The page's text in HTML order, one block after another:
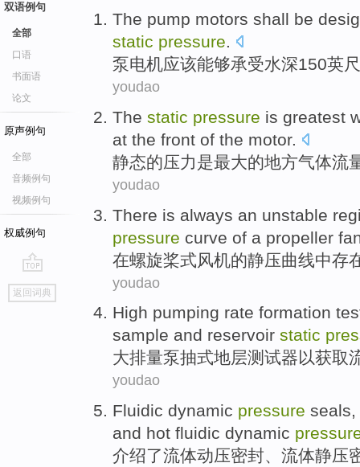
双语例句
全部
口语
书面语
论文
原声例句
全部
音频例句
视频例句
权威例句
go
top
返回词典
The pump motors shall be
static pressure.
泵电机应该能够承受水深150英尺
youdao
The static pressure is greatest
at the front of the motor.
静态的压力是最大的地方气体流
youdao
There is always an unstable
pressure curve of a propeller
在螺旋桨式风机的静压曲线中存
youdao
High pumping rate formation
sample and reservoir static
大排量泵抽式地层测试器以获取
youdao
Fluidic dynamic pressure seals
and hot fluidic dynamic
介绍了流体动压密封、流体静压